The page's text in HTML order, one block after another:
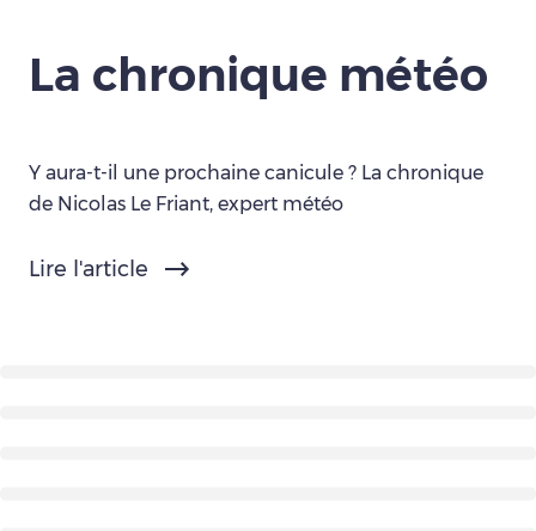
La chronique météo
Y aura-t-il une prochaine canicule ? La chronique
de Nicolas Le Friant, expert météo
Lire l'article